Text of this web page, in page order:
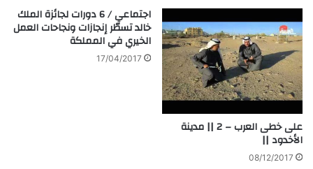
على خطى العرب – 2 || مدينة
الأخدود ||
08/12/2017
اجتماعي / 6 دورات لجائزة الملك
خالد تسطّر إنجازات ونجاحات العمل
الخيري في المملكة
17/04/2017